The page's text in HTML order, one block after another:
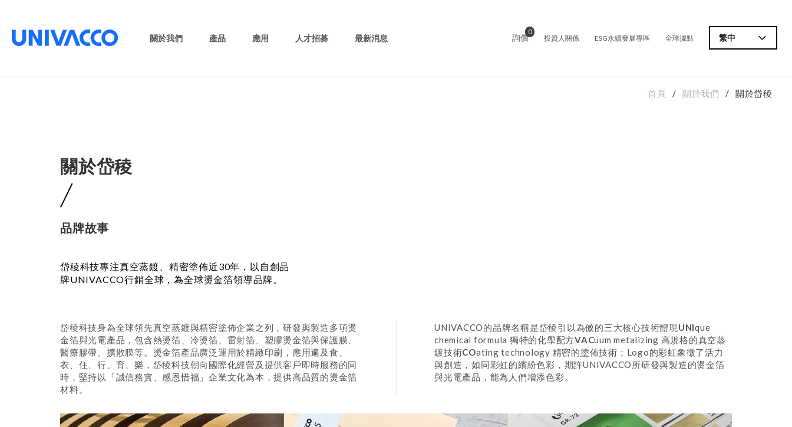
關於我們 產品 應用 人才招募 最新消息 詢價
0
投資人關係 ESG永續發展專區 全球據點 繁中
首頁 關於我們 關於岱稜
關於岱稜
品牌故事
岱稜科技專注真空蒸鍍、精密塗佈近30年，以自創品
牌UNIVACCO行銷全球，為全球燙金箔領導品牌。
岱稜科技身為全球領先真空蒸鍍與精密塗佈企業之列，研發與製造多項燙
金箔與光電產品，包含熱燙箔、冷燙箔、雷射箔、塑膠燙金箔與保護膜、
醫療膠帶、擴散膜等。燙金箔產品廣泛運用於精緻印刷，應用遍及食、
衣、住、行、育、樂，岱稜科技朝向國際化經營及提供客戶即時服務的同
時，堅持以「誠信務實、感恩惜福」企業文化為本，提供高品質的燙金箔
材料。
UNIVACCO的品牌名稱是岱稜引以為傲的三大核心技術體現 UNIque
chemical formula 獨特的化學配方VACuum metalizing 高規格的真空蒸
鍍技術COating technology 精密的塗佈技術；Logo的彩虹象徵了活力
與創造，如同彩虹的繽紛色彩，期許UNIVACCO所研發與製造的燙金箔
與光電產品，能為人們增添色彩。